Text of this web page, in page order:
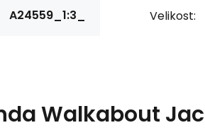
A24559_1:3_ Velikost:
Walkabout